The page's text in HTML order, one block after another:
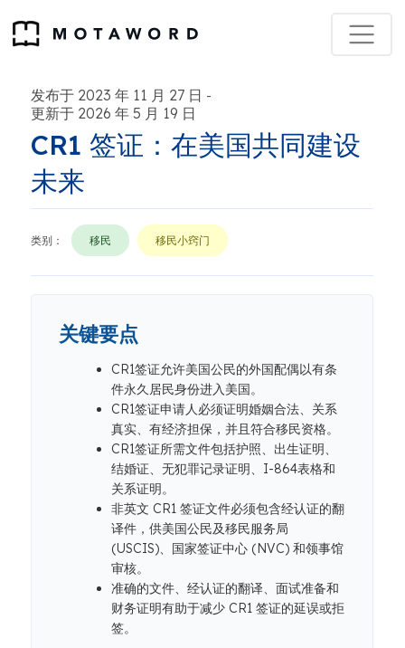
发布于 2023 年 11 月 27 日 -
更新于 2026 年 5 月 19 日
CR1 签证：在美国共同建设
未来
类别： 移民 移民小窍门
关键要点
CR1签证允许美国公民的外国配偶以有条
件永久居民身份进入美国。
CR1签证申请人必须证明婚姻合法、关系
真实、有经济担保，并且符合移民资格。
CR1签证所需文件包括护照、出生证明、
结婚证、无犯罪记录证明、I-864表格和
关系证明。
非英文 CR1 签证文件必须包含经认证的翻
译件，供美国公民及移民服务局
(USCIS)、国家签证中心 (NVC) 和领事馆
审核。
准确的文件、经认证的翻译、面试准备和
财务证明有助于减少 CR1 签证的延误或拒
签。